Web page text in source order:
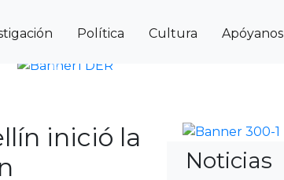
Política Cultura Apóyanos
Previous
inició la
Noticias